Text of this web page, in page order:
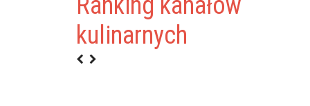
kulinarnych